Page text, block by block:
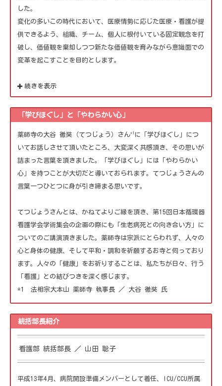
した。
変化の多いこの時代において、医療情勢に応じた医療・看護が提
供できるよう、組織、チーム、個人に根付いている固定観念を打
破し、価値観を棄却しつつ新たな価値観を育みながら意識面での
変革を起こすことを目的とします。
続きを表示
「学びほぐし」と「やわらかい心」
薬師寺の大谷 徹奘（てつじょう）さん*1 に「学びほぐし」につ
いてお話しさせて頂いたところ、大変深く共感頂き、その思いが
詰まった言葉を頂きました。「学びほぐし」には「やわらかい
心」を持つことが大切だと導いておられます。てつじょうさんの
言葉一つひとつに身が引き締まる思いです。
てつじょうさんとは、かねてよりご縁を頂き、第15回日本循環器
看護学会学術集会の企画の際にも「生老病死との向き合い方」に
ついてのご講演頂きました。薬師寺は宗派にとらわれず、人々の
心と身体の健康、そして平和・調和を祈願するお寺と伺っており
ます。人々の「健康」をお祈りすることは、私たちが日々、行う
「看護」との結びつきを深く感じます。
*1 法相宗大本山 薬師寺 執事長 ／ 大谷 徹奘 氏
統括部長紹介
看護部 統括部長 ／ 山田 聡子
平成13年4月、病院開設準備メンバーとして着任、ICU/CCU所属